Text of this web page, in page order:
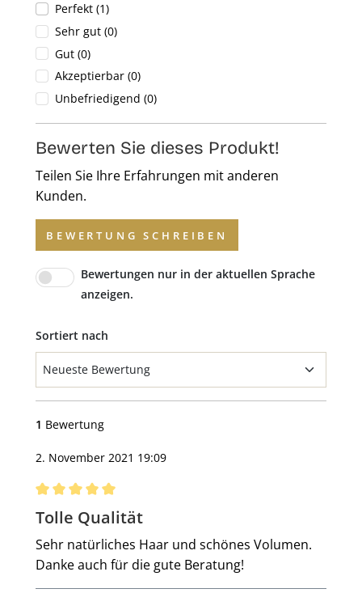
Perfekt (1)
Sehr gut (0)
Gut (0)
Akzeptierbar (0)
Unbefriedigend (0)
Bewerten Sie dieses Produkt!
Teilen Sie Ihre Erfahrungen mit anderen
Kunden.
BEWERTUNG SCHREIBEN
Bewertungen nur in der aktuellen Sprache
anzeigen.
Sortiert nach
1 Bewertung
2. November 2021 19:09
Bewertung mit 5 von 5 Sternen
Tolle Qualität
Sehr natürliches Haar und schönes Volumen.
Danke auch für die gute Beratung!